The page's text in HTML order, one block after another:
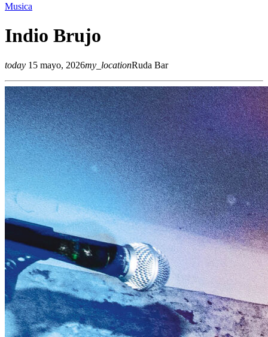
Musica
Indio Brujo
today 15 mayo, 2026my_locationRuda Bar